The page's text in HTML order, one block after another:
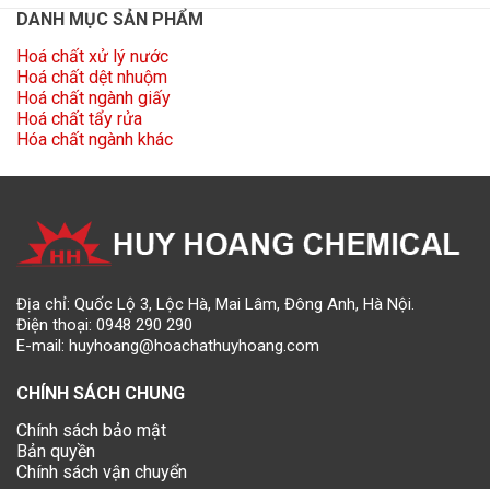
DANH MỤC SẢN PHẨM
Hoá chất xử lý nước
Hoá chất dệt nhuộm
Hoá chất ngành giấy
Hoá chất tẩy rửa
Hóa chất ngành khác
Địa chỉ: Quốc Lộ 3, Lộc Hà, Mai Lâm, Đông Anh, Hà Nội.
Điện thoại: 0948 290 290
E-mail: huyhoang@hoachathuyhoang.com
CHÍNH SÁCH CHUNG
Chính sách bảo mật
Bản quyền
Chính sách vận chuyển